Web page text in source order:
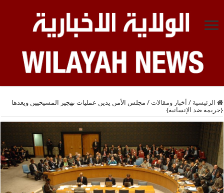
الرئيسية / أخبار ومقالات / مجلس الأمن يدين عمليات تهجير المسيحيين ويعدها
{جريمة ضد الإنسانية}